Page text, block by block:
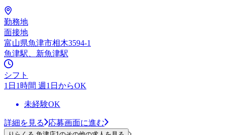
勤務地
面接地
富山県魚津市相木3594-1
魚津駅、新魚津駅
シフト
1日1時間 週1日からOK
未経験OK
詳細を見る 応募画面に進む